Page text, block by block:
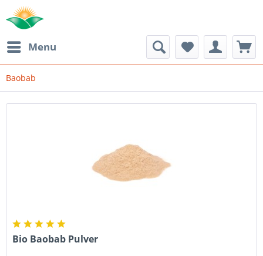
Menu
Baobab
Bio Baobab Pulver